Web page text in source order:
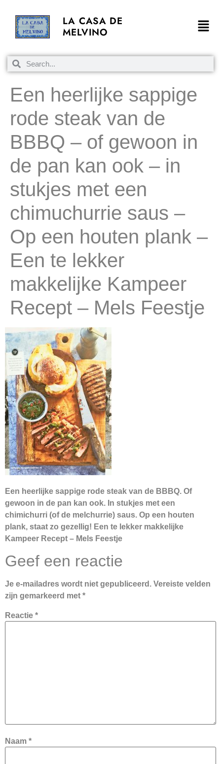
LA CASA DE
MELVINO
Een heerlijke sappige
rode steak van de
BBBQ – of gewoon in
de pan kan ook – in
stukjes met een
chimuchurrie saus –
Op een houten plank –
Een te lekker
makkelijke Kampeer
Recept – Mels Feestje
Een heerlijke sappige rode steak van de BBBQ. Of
gewoon in de pan kan ook. In stukjes met een
chimichurri (of de melchurrie) saus. Op een houten
plank, staat zo gezellig! Een te lekker makkelijke
Kampeer Recept – Mels Feestje
Geef een reactie
Je e-mailadres wordt niet gepubliceerd. Vereiste velden
zijn gemarkeerd met *
Reactie *
Naam *